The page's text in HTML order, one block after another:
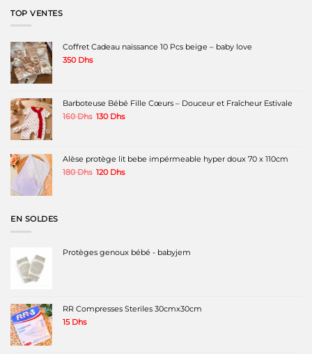
TOP VENTES
Coffret Cadeau naissance 10 Pcs beige – baby love
350 Dhs
Barboteuse Bébé Fille Cœurs – Douceur et Fraîcheur Estivale
160Dhs Le
160 Dhs.
130 DhsLe
130 Dhs.
Alèse protège lit bebe impérmeable hyper doux 70 x 110cm
180Dhs Le
120 DhsLe
EN SOLDES
Protèges genoux bébé - babyjem
RR Compresses Steriles 30cmx30cm
15 Dhs